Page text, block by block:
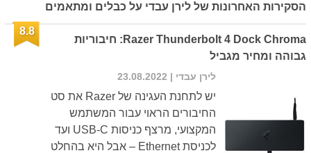
הסקירות האחרונות של לירן עבדי על כבלים ומתאמים
Razer Thunderbolt 4 Dock Chroma: חיבוריות
גבוהה ומחיר מגביל
8.8
לירן עבדי | 23.08.2022
יש לתחנת העגינה של Razer את סט
החיבורים הראוי עבור המשתמש
המקצועי, מרצף כניסות USB-C ועד
לכניסת Ethernet – אבל היא בהחלט